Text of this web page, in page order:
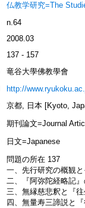
仏教学研究=The
n.64
2008.03
137 - 157
竜谷大學佛教學會
http://
京都, 日本 [Kyoto,
期刊論文=Journal
日文=Japanese
問題の所在 137
一、先行研究の概観
二、『阿弥陀経略記
三、無縁慈悲釈と『
四、無量寿三諦説と